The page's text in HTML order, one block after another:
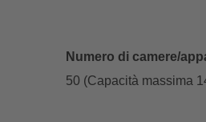
Numero di camere/
50 (Capacità massima